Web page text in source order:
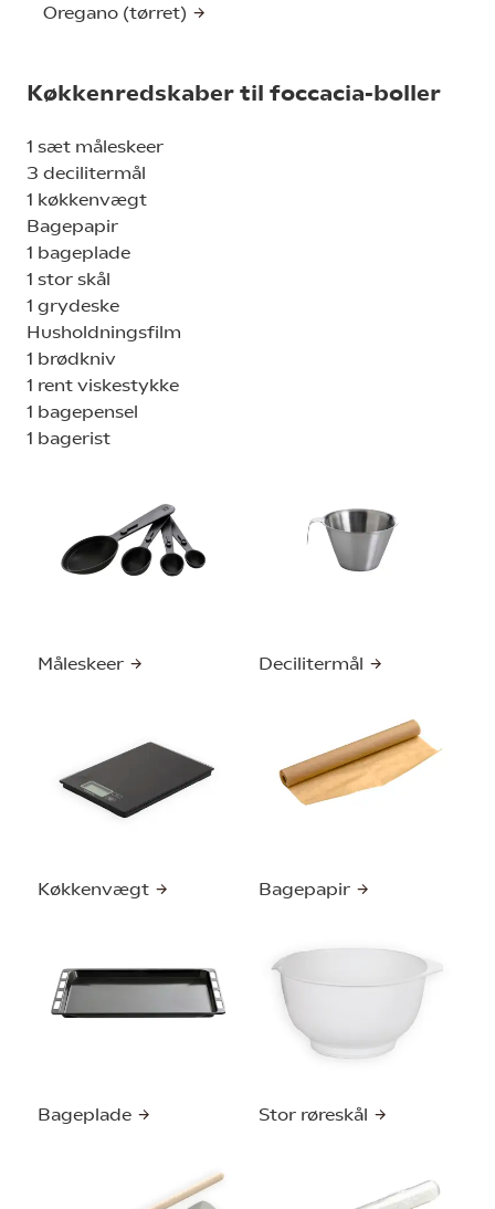
Oregano (tørret)
Køkkenredskaber til foccacia-boller
1 sæt måleskeer
3 decilitermål
1 køkkenvægt
Bagepapir
1 bageplade
1 stor skål
1 grydeske
Husholdningsfilm
1 brødkniv
1 rent viskestykke
1 bagepensel
1 bagerist
Måleskeer Decilitermål
Køkkenvægt Bagepapir
Bageplade Stor røreskål